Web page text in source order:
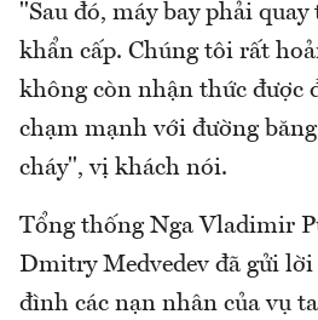
"Sau đó, máy bay phải
khẩn cấp. Chúng tôi rất
không còn nhận thức được
chạm mạnh với đường
cháy", vị khách nói.
Tổng thống Nga Vladimir
Dmitry Medvedev đã gửi
đình các nạn nhân của vụ